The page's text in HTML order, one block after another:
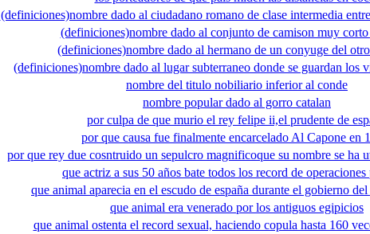
(definiciones)nombre dado al ciudadano romano de clase intermedia
(definiciones)nombre dado al conjunto de camison muy corto
(definiciones)nombre dado al hermano de un conyuge del
(definiciones)nombre dado al lugar subterraneo donde se guardan los
nombre del titulo nobiliario inferior al conde
nombre popular dado al gorro catalan
por culpa de que murio el rey felipe ii,el prudente de
por que causa fue finalmente encarcelado Al Capone en
por que rey due cosntruido un sepulcro magnificoque su nombre se ha
que actriz a sus 50 años bate todos los record de operaciones
que animal aparecia en el escudo de españa durante el gobierno
que animal era venerado por los antiguos egipicios
que animal ostenta el record sexual, haciendo copula hasta 160